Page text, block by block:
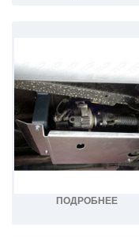
ПОДРОБНЕЕ